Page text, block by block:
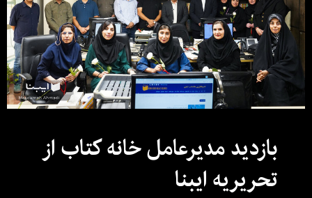
بازدید مدیرعامل خانه کتاب از
تحریریه ایبنا